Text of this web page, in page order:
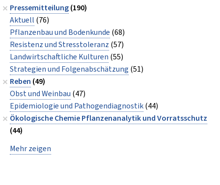
Pressemitteilung(190)
Aktuell (76)
Pflanzenbau und Bodenkunde (68)
Resistenz und Stresstoleranz (57)
Landwirtschaftliche Kulturen (55)
Strategien und Folgenabschätzung (51)
Reben (49)
Obst und Weinbau (47)
Epidemiologie und Pathogendiagnostik(44)
Ökologische Chemie Pflanzenanalytik und Vorratsschutz
(44)
Mehr zeigen